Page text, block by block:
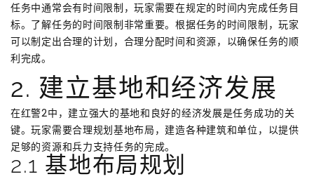
任务中通常会有时间限制，玩家需要在规定的时间内完成任务目
标。了解任务的时间限制非常重要。根据任务的时间限制，玩家
可以制定出合理的计划，合理分配时间和资源，以确保任务的顺
利完成。
2. 建立基地和经济发展
在红警2中，建立强大的基地和良好的经济发展是任务成功的关
键。玩家需要合理规划基地布局，建造各种建筑和单位，以提供
足够的资源和兵力支持任务的完成。
2.1 基地布局规划